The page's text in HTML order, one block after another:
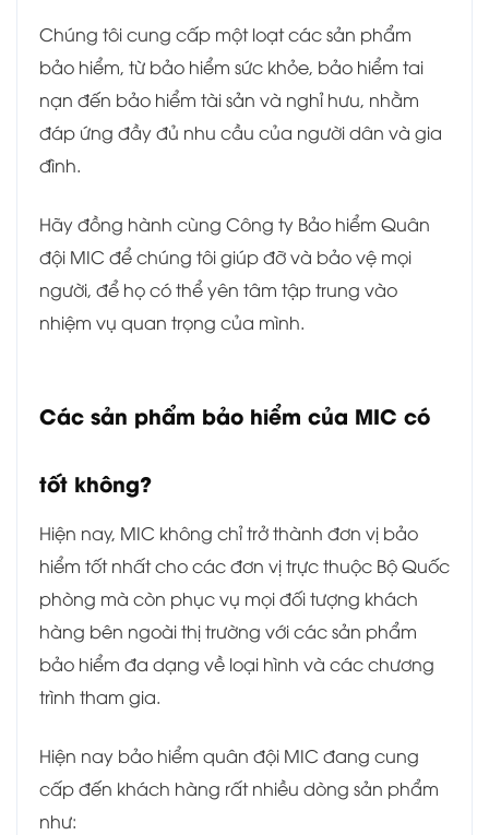
Chúng tôi cung cấp một loạt các sản phẩm
bảo hiểm, từ bảo hiểm sức khỏe, bảo hiểm tai
nạn đến bảo hiểm tài sản và nghỉ hưu, nhằm
đáp ứng đầy đủ nhu cầu của người dân và gia
đình.
Hãy đồng hành cùng Công ty Bảo hiểm Quân
đội MIC để chúng tôi giúp đỡ và bảo vệ mọi
người, để họ có thể yên tâm tập trung vào
nhiệm vụ quan trọng của mình.
Các sản phẩm bảo hiểm của MIC có
tốt không?
Hiện nay, MIC không chỉ trở thành đơn vị bảo
hiểm tốt nhất cho các đơn vị trực thuộc Bộ Quốc
phòng mà còn phục vụ mọi đối tượng khách
hàng bên ngoài thị trường với các sản phẩm
bảo hiểm đa dạng về loại hình và các chương
trình tham gia.
Hiện nay bảo hiểm quân đội MIC đang cung
cấp đến khách hàng rất nhiều dòng sản phẩm
như: